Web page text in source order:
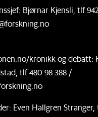
Bjørnar Kjensli, tlf
kronikk og debatt:
tlf 480 98 388 /
Even Hallgren